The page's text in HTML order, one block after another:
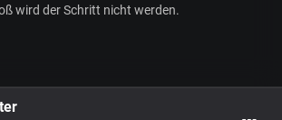
wird der Schritt nicht werden.